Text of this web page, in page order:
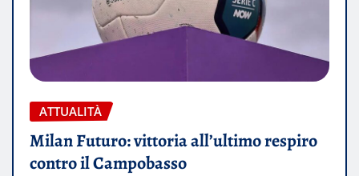
ATTUALITÀ
Milan Futuro: vittoria all’ultimo respiro
contro il Campobasso